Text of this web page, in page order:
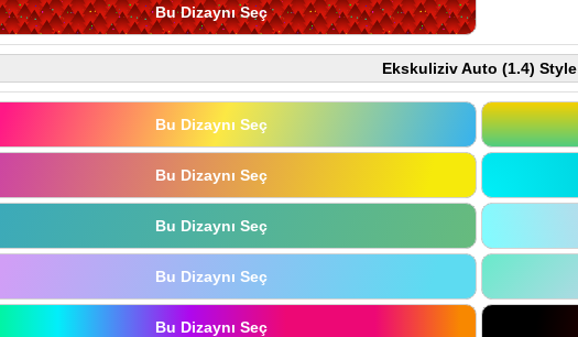
Bu Dizaynı Seç
Ekskuliziv Auto (1.4) Style
Bu Dizaynı Seç
Bu Dizaynı Seç
Bu Dizaynı Seç
Bu Dizaynı Seç
Bu Dizaynı Seç